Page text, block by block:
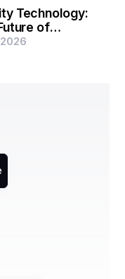
Technology:
of
2026